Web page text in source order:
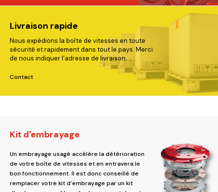
Livraison rapide
Nous expédions la boîte de vitesses en toute
sécurité et rapidement dans tout le pays. Merci
de nous indiquer l’adresse de livraison.
Contact
Kit d'embrayage
Un embrayage usagé accélère la détérioration
de votre boîte de vitesses et en entravera le
bon fonctionnement. Il est donc conseillé de
remplacer votre kit d’embrayage par un kit